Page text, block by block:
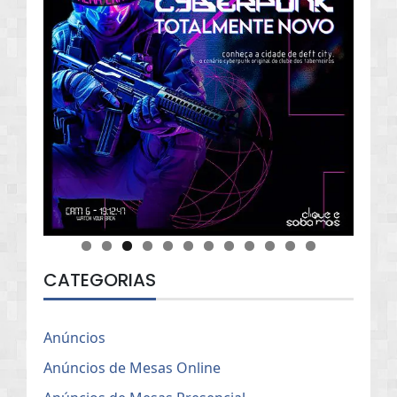
CATEGORIAS
Anúncios
Anúncios de Mesas Online